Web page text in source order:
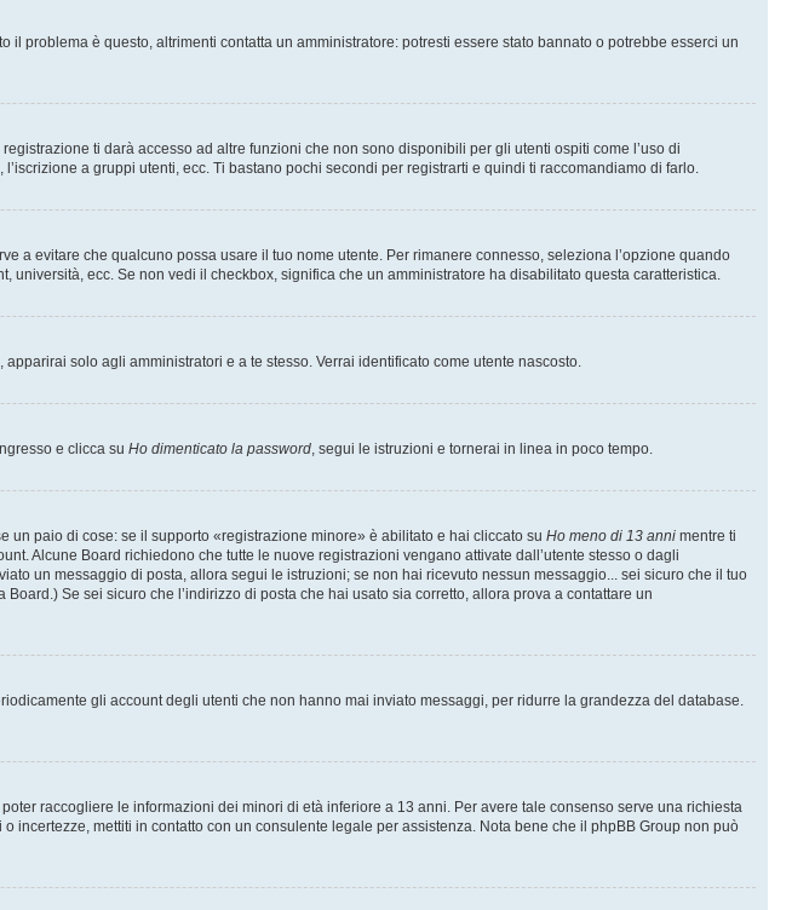
problema è questo, altrimenti contatta un amministratore: potresti essere stato bannato o potrebbe esserci un
ti darà accesso ad altre funzioni che non sono disponibili per gli utenti ospiti come l’uso di
a gruppi utenti, ecc. Ti bastano pochi secondi per registrarti e quindi ti raccomandiamo di farlo.
a evitare che qualcuno possa usare il tuo nome utente. Per rimanere connesso, seleziona l’opzione quando
ecc. Se non vedi il checkbox, significa che un amministratore ha disabilitato questa caratteristica.
apparirai solo agli amministratori e a te stesso. Verrai identificato come utente nascosto.
e clicca su Ho dimenticato la password, segui le istruzioni e tornerai in linea in poco tempo.
un paio di cose: se il supporto «registrazione minore» è abilitato e hai cliccato su Ho meno di 13 anni mentre ti
Alcune Board richiedono che tutte le nuove registrazioni vengano attivate dall’utente stesso o dagli
un messaggio di posta, allora segui le istruzioni; se non hai ricevuto nessun messaggio... sei sicuro che il tuo
Se sei sicuro che l’indirizzo di posta che hai usato sia corretto, allora prova a contattare un
gli account degli utenti che non hanno mai inviato messaggi, per ridurre la grandezza del database.
raccogliere le informazioni dei minori di età inferiore a 13 anni. Per avere tale consenso serve una richiesta
mettiti in contatto con un consulente legale per assistenza. Nota bene che il phpBB Group non può